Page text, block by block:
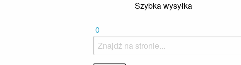
Szybka wysyłka
0